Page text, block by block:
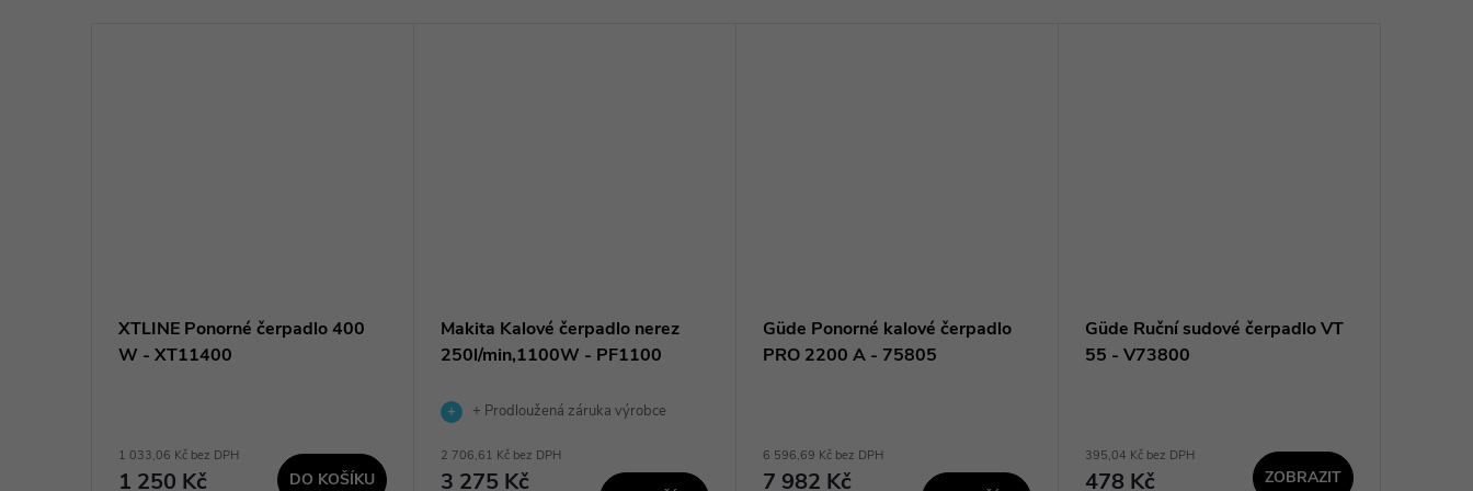
XTLINE Ponorné čerpadlo 400
W - XT11400
1 033,06 Kč bez DPH
1 250 Kč DO KOŠÍKU
Makita Kalové čerpadlo nerez
250l/min,1100W - PF1100
+ Prodloužená záruka výrobce
2 706,61 Kč bez DPH
3 275 Kč
Güde Ponorné kalové čerpadlo
PRO 2200 A - 75805
6 596,69 Kč bez DPH
7 982 Kč
Güde Ruční sudové čerpadlo VT
55 - V73800
395,04 Kč bez DPH
478 Kč ZOBRAZIT